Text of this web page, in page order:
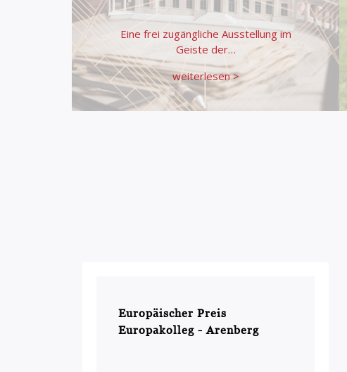
Eine frei zugängliche Ausstellung im
Geiste der…
weiterlesen >
Europäischer Preis
Europakolleg - Arenberg